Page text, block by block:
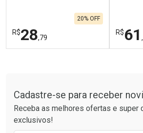
Por R$ 664,02/cada
Por
R$28,79
20% OFF
Laboratório
Por Menos
R$61
Por
Cadastre-se para receber
Receba as melhores ofertas e super
exclusivos!